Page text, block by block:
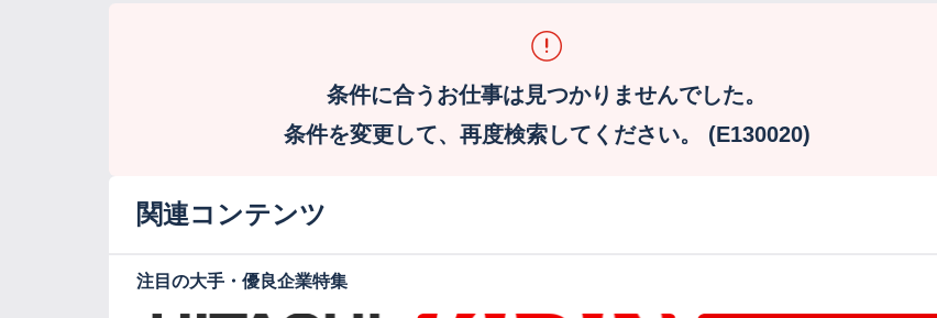
条件に合うお仕事は見つかりませんでした。
条件を変更して、再度検索してください。 (E130020)
関連コンテンツ
注目の大手・優良企業特集